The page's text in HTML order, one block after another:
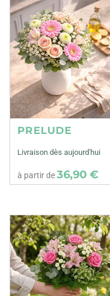
PRELUDE
Livraison dès aujourd'hui
à partir de36,90 €